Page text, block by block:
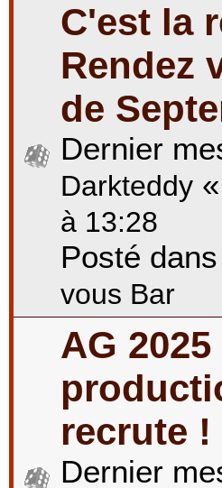
C'est la
Rendez
de
Dernier
Darkteddy «
à 13:28
Posté dans
vous Bar
AG
recrute !
Dernier